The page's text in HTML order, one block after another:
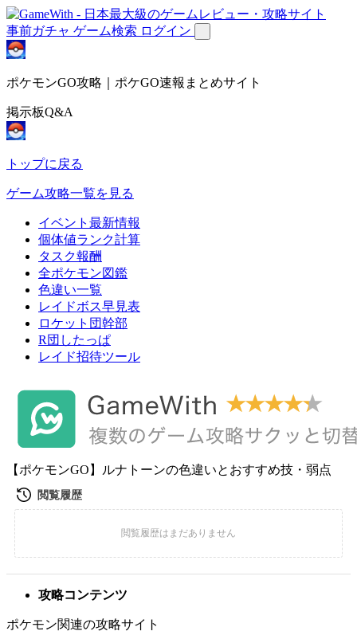
事前ガチャ ゲーム検索 ログイン
ポケモンGO攻略｜ポケGO速報まとめサイト
掲示板Q&A
トップに戻る
ゲーム攻略一覧を見る
イベント最新情報
個体値ランク計算
タスク報酬
全ポケモン図鑑
色違い一覧
レイドボス早見表
ロケット団幹部
R団したっぱ
レイド招待ツール
【ポケモンGO】ルナトーンの色違いとおすすめ技・弱点
攻略コンテンツ
ポケモン関連の攻略サイト